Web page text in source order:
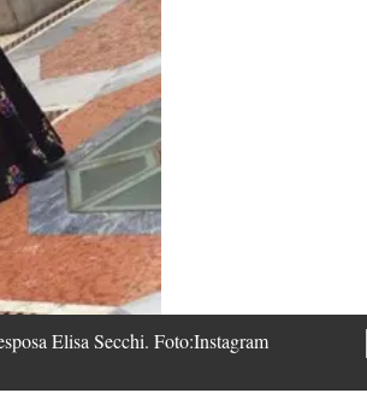
Elisa Secchi. Foto:Instagram